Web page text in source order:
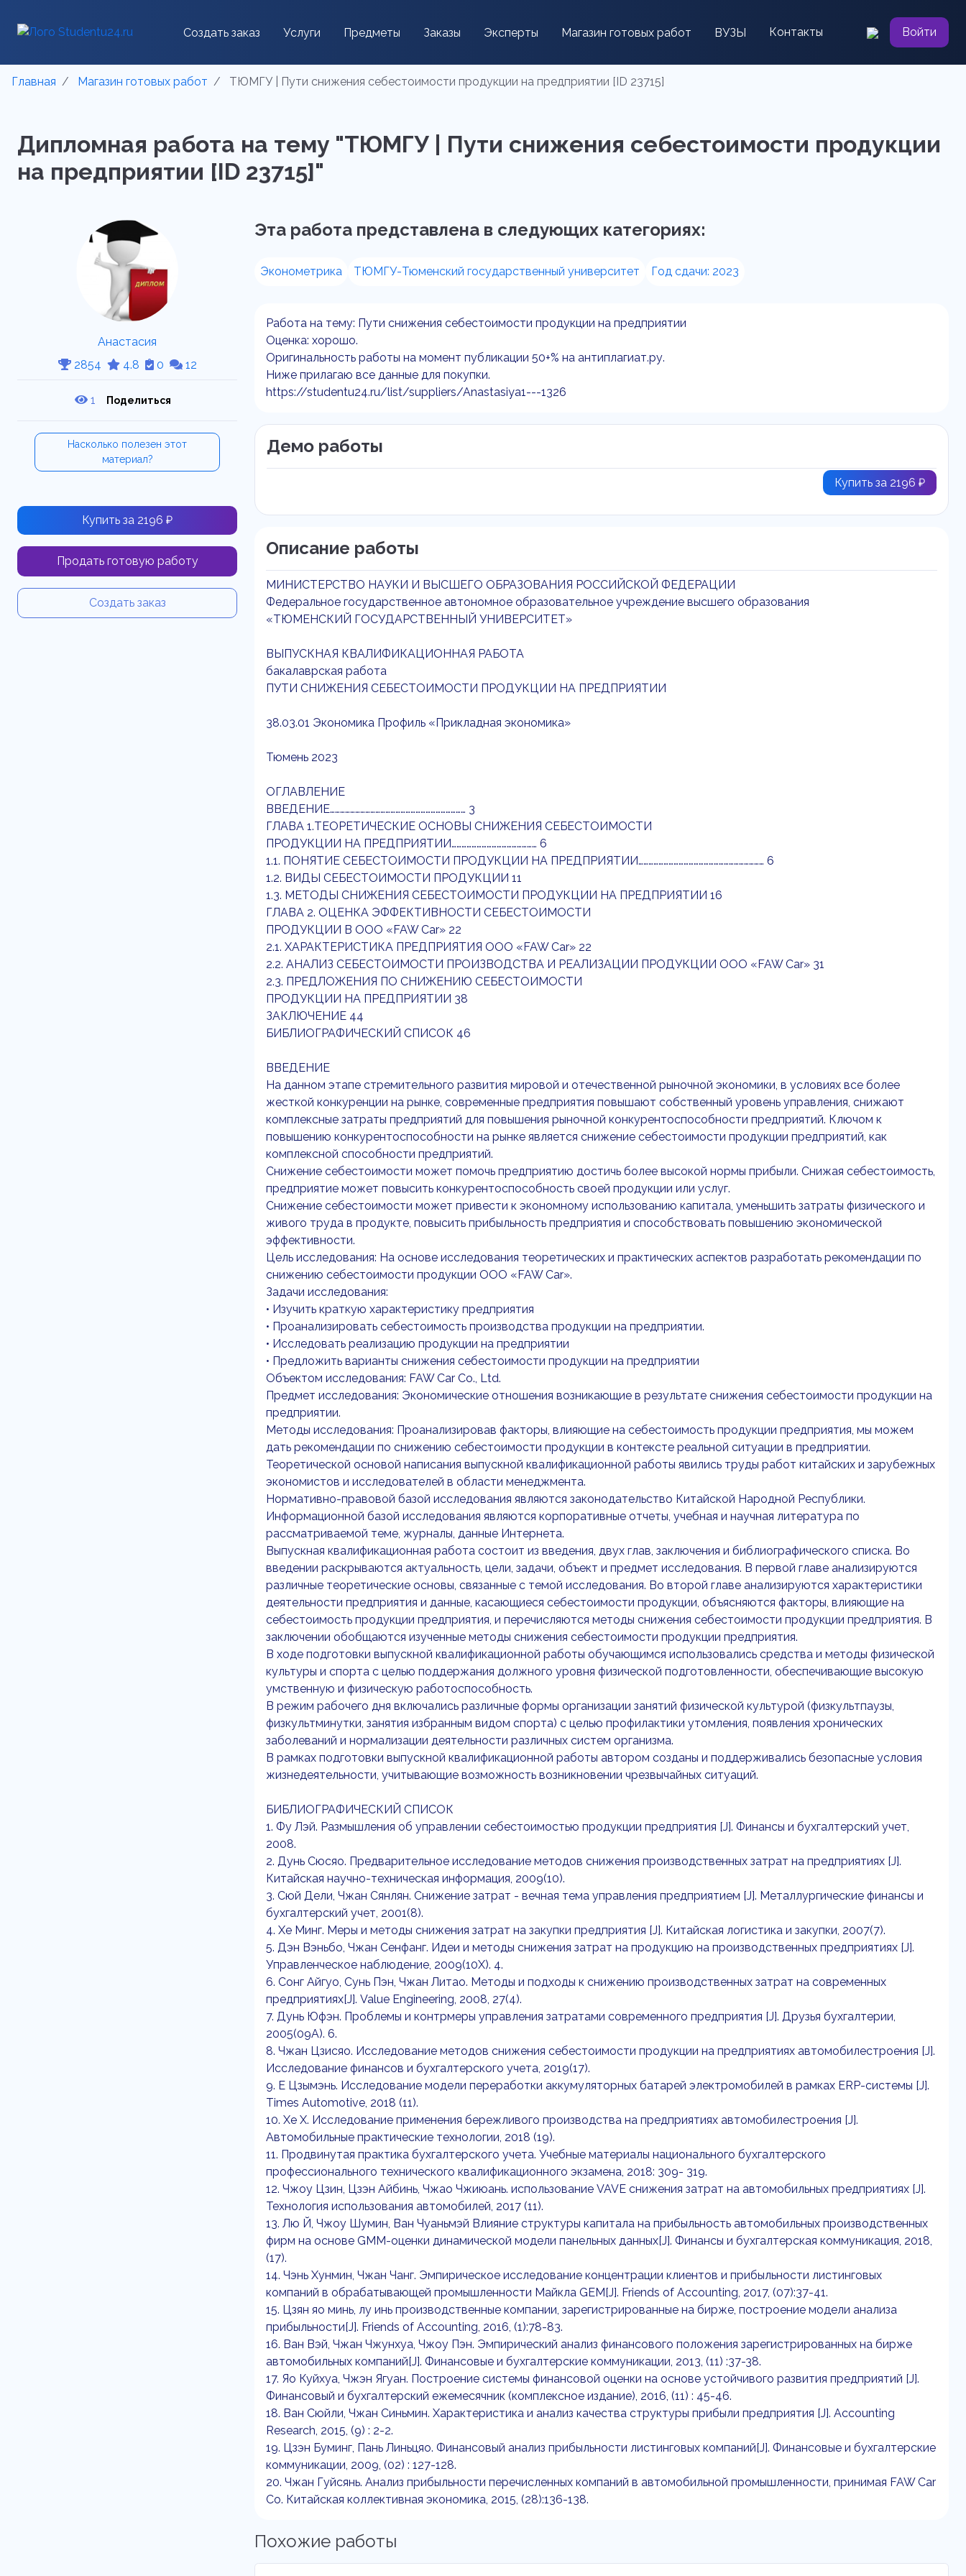
Создать заказ Услуги Предметы Заказы Эксперты Магазин готовых работ ВУЗЫ Контакты Войти
Главная Магазин готовых работ ТЮМГУ | Пути снижения себестоимости продукции на предприятии [ID 23715]
Дипломная работа на тему "ТЮМГУ | Пути снижения себестоимости продукции
на предприятии [ID 23715]"
Анастасия
2854
4.8 0 12
1 Поделиться
Насколько полезен этот
материал?
Купить за 2196 ₽
Продать готовую работу
Создать заказ
Эта работа представлена в следующих категориях:
Эконометрика ТЮМГУ-Тюменский государственный университет Год сдачи: 2023
Работа на тему: Пути снижения себестоимости продукции на предприятии
Оценка: хорошо.
Оригинальность работы на момент публикации 50+% на антиплагиат.ру.
Ниже прилагаю все данные для покупки.
https://studentu24.ru/list/suppliers/Anastasiya1---1326
Демо работы
Купить за 2196 ₽
Описание работы
МИНИСТЕРСТВО НАУКИ И ВЫСШЕГО ОБРАЗОВАНИЯ РОССИЙСКОЙ ФЕДЕРАЦИИ
Федеральное государственное автономное образовательное учреждение высшего образования
«ТЮМЕНСКИЙ ГОСУДАРСТВЕННЫЙ УНИВЕРСИТЕТ»
ВЫПУСКНАЯ КВАЛИФИКАЦИОННАЯ РАБОТА
бакалаврская работа
ПУТИ СНИЖЕНИЯ СЕБЕСТОИМОСТИ ПРОДУКЦИИ НА ПРЕДПРИЯТИИ
38.03.01 Экономика Профиль «Прикладная экономика»
Тюмень 2023
ОГЛАВЛЕНИЕ
ВВЕДЕНИЕ……………………………………………………………………… 3
ГЛАВА 1.ТЕОРЕТИЧЕСКИЕ ОСНОВЫ СНИЖЕНИЯ СЕБЕСТОИМОСТИ
ПРОДУКЦИИ НА ПРЕДПРИЯТИИ…………………………………………… 6
1.1. ПОНЯТИЕ СЕБЕСТОИМОСТИ ПРОДУКЦИИ НА ПРЕДПРИЯТИИ………………………………………………………………… 6
1.2. ВИДЫ СЕБЕСТОИМОСТИ ПРОДУКЦИИ 11
1.3. МЕТОДЫ СНИЖЕНИЯ СЕБЕСТОИМОСТИ ПРОДУКЦИИ НА ПРЕДПРИЯТИИ 16
ГЛАВА 2. ОЦЕНКА ЭФФЕКТИВНОСТИ СЕБЕСТОИМОСТИ
ПРОДУКЦИИ В ООО «FAW Car» 22
2.1. ХАРАКТЕРИСТИКА ПРЕДПРИЯТИЯ ООО «FAW Car» 22
2.2. АНАЛИЗ СЕБЕСТОИМОСТИ ПРОИЗВОДСТВА И РЕАЛИЗАЦИИ ПРОДУКЦИИ ООО «FAW Car» 31
2.3. ПРЕДЛОЖЕНИЯ ПО СНИЖЕНИЮ СЕБЕСТОИМОСТИ
ПРОДУКЦИИ НА ПРЕДПРИЯТИИ 38
ЗАКЛЮЧЕНИЕ 44
БИБЛИОГРАФИЧЕСКИЙ СПИСОК 46
ВВЕДЕНИЕ
На данном этапе стремительного развития мировой и отечественной рыночной экономики, в условиях все более
жесткой конкуренции на рынке, современные предприятия повышают собственный уровень управления, снижают
комплексные затраты предприятий для повышения рыночной конкурентоспособности предприятий. Ключом к
повышению конкурентоспособности на рынке является снижение себестоимости продукции предприятий, как
комплексной способности предприятий.
Снижение себестоимости может помочь предприятию достичь более высокой нормы прибыли. Снижая себестоимость,
предприятие может повысить конкурентоспособность своей продукции или услуг.
Снижение себестоимости может привести к экономному использованию капитала, уменьшить затраты физического и
живого труда в продукте, повысить прибыльность предприятия и способствовать повышению экономической
эффективности.
Цель исследования: На основе исследования теоретических и практических аспектов разработать рекомендации по
снижению себестоимости продукции ООО «FAW Car».
Задачи исследования:
• Изучить краткую характеристику предприятия
• Проанализировать себестоимость производства продукции на предприятии.
• Исследовать реализацию продукции на предприятии
• Предложить варианты снижения себестоимости продукции на предприятии
Объектом исследования: FAW Car Co., Ltd.
Предмет исследования: Экономические отношения возникающие в результате снижения себестоимости продукции на
предприятии.
Методы исследования: Проанализировав факторы, влияющие на себестоимость продукции предприятия, мы можем
дать рекомендации по снижению себестоимости продукции в контексте реальной ситуации в предприятии.
Теоретической основой написания выпускной квалификационной работы явились труды работ китайских и зарубежных
экономистов и исследователей в области менеджмента.
Нормативно-правовой базой исследования являются законодательство Китайской Народной Республики.
Информационной базой исследования являются корпоративные отчеты, учебная и научная литература по
рассматриваемой теме, журналы, данные Интернета.
Выпускная квалификационная работа состоит из введения, двух глав, заключения и библиографического списка. Во
введении раскрываются актуальность, цели, задачи, объект и предмет исследования. В первой главе анализируются
различные теоретические основы, связанные с темой исследования. Во второй главе анализируются характеристики
деятельности предприятия и данные, касающиеся себестоимости продукции, объясняются факторы, влияющие на
себестоимость продукции предприятия, и перечисляются методы снижения себестоимости продукции предприятия. В
заключении обобщаются изученные методы снижения себестоимости продукции предприятия.
В ходе подготовки выпускной квалификационной работы обучающимся использовались средства и методы физической
культуры и спорта с целью поддержания должного уровня физической подготовленности, обеспечивающие высокую
умственную и физическую работоспособность.
В режим рабочего дня включались различные формы организации занятий физической культурой (физкультпаузы,
физкультминутки, занятия избранным видом спорта) с целью профилактики утомления, появления хронических
заболеваний и нормализации деятельности различных систем организма.
В рамках подготовки выпускной квалификационной работы автором созданы и поддерживались безопасные условия
жизнедеятельности, учитывающие возможность возникновении чрезвычайных ситуаций.
БИБЛИОГРАФИЧЕСКИЙ СПИСОК
1. Фу Лэй. Размышления об управлении себестоимостью продукции предприятия [J]. Финансы и бухгалтерский учет,
2008.
2. Дунь Сюсяо. Предварительное исследование методов снижения производственных затрат на предприятиях [J].
Китайская научно-техническая информация, 2009(10).
3. Сюй Дели, Чжан Сянлян. Снижение затрат - вечная тема управления предприятием [J]. Металлургические финансы и
бухгалтерский учет, 2001(8).
4. Хе Минг. Меры и методы снижения затрат на закупки предприятия [J]. Китайская логистика и закупки, 2007(7).
5. Дэн Вэньбо, Чжан Сенфанг. Идеи и методы снижения затрат на продукцию на производственных предприятиях [J].
Управленческое наблюдение, 2009(10X). 4.
6. Сонг Айгуо, Сунь Пэн, Чжан Литао. Методы и подходы к снижению производственных затрат на современных
предприятиях[J]. Value Engineering, 2008, 27(4).
7. Дунь Юфэн. Проблемы и контрмеры управления затратами современного предприятия [J]. Друзья бухгалтерии,
2005(09A). 6.
8. Чжан Цзисяо. Исследование методов снижения себестоимости продукции на предприятиях автомобилестроения [J].
Исследование финансов и бухгалтерского учета, 2019(17).
9. Е Цзымэнь. Исследование модели переработки аккумуляторных батарей электромобилей в рамках ERP-системы [J].
Times Automotive, 2018 (11).
10. Хе X. Исследование применения бережливого производства на предприятиях автомобилестроения [J].
Автомобильные практические технологии, 2018 (19).
11. Продвинутая практика бухгалтерского учета. Учебные материалы национального бухгалтерского
профессионального технического квалификационного экзамена, 2018: 309- 319.
12. Чжоу Цзин, Цзэн Айбинь, Чжао Чжиюань. использование VAVE снижения затрат на автомобильных предприятиях [J].
Технология использования автомобилей, 2017 (11).
13. Лю Й, Чжоу Шумин, Ван Чуаньмэй Влияние структуры капитала на прибыльность автомобильных производственных
фирм на основе GMM-оценки динамической модели панельных данных[J]. Финансы и бухгалтерская коммуникация, 2018,
(17).
14. Чэнь Хунмин, Чжан Чанг. Эмпирическое исследование концентрации клиентов и прибыльности листинговых
компаний в обрабатывающей промышленности Майкла GEM[J]. Friends of Accounting, 2017, (07):37-41.
15. Цзян яо минь, лу инь производственные компании, зарегистрированные на бирже, построение модели анализа
прибыльности[J]. Friends of Accounting, 2016, (1):78-83.
16. Ван Вэй, Чжан Чжунхуа, Чжоу Пэн. Эмпирический анализ финансового положения зарегистрированных на бирже
автомобильных компаний[J]. Финансовые и бухгалтерские коммуникации, 2013, (11) :37-38.
17. Яо Куйхуа, Чжэн Ягуан. Построение системы финансовой оценки на основе устойчивого развития предприятий [J].
Финансовый и бухгалтерский ежемесячник (комплексное издание), 2016, (11) : 45-46.
18. Ван Сюйли, Чжан Синьмин. Характеристика и анализ качества структуры прибыли предприятия [J]. Accounting
Research, 2015, (9) : 2-2.
19. Цзэн Буминг, Пань Линьцяо. Финансовый анализ прибыльности листинговых компаний[J]. Финансовые и бухгалтерские
коммуникации, 2009, (02) : 127-128.
20. Чжан Гуйсянь. Анализ прибыльности перечисленных компаний в автомобильной промышленности, принимая FAW Car
Co. Китайская коллективная экономика, 2015, (28):136-138.
Похожие работы